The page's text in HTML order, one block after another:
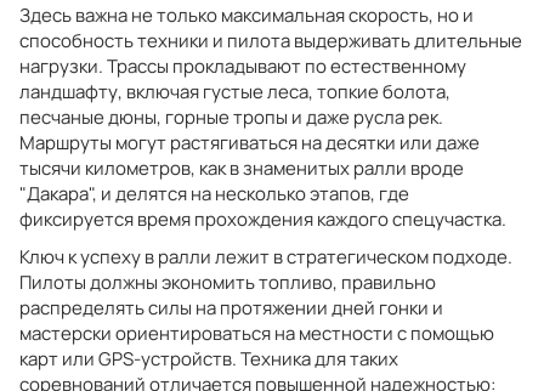
Здесь важна не только максимальная скорость, но и
способность техники и пилота выдерживать длительные
нагрузки. Трассы прокладывают по естественному
ландшафту, включая густые леса, топкие болота,
песчаные дюны, горные тропы и даже русла рек.
Маршруты могут растягиваться на десятки или даже
тысячи километров, как в знаменитых ралли вроде
"Дакара", и делятся на несколько этапов, где
фиксируется время прохождения каждого спецучастка.
Ключ к успеху в ралли лежит в стратегическом подходе.
Пилоты должны экономить топливо, правильно
распределять силы на протяжении дней гонки и
мастерски ориентироваться на местности с помощью
карт или GPS-устройств. Техника для таких
соревнований отличается повышенной надежностью: